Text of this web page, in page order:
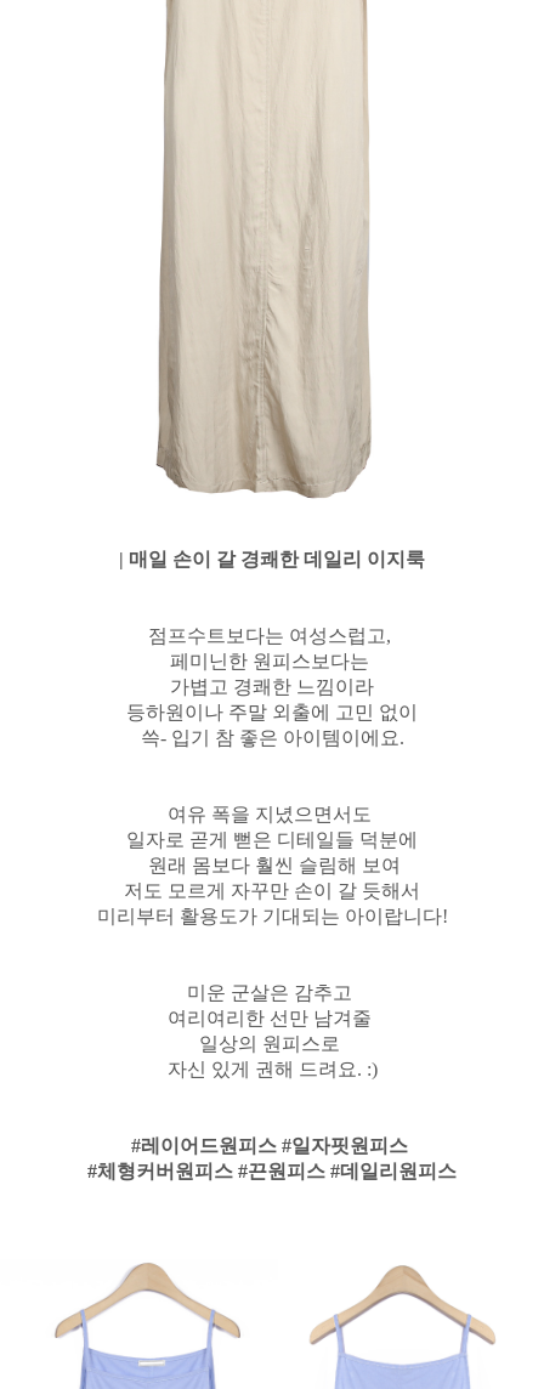
| 매일 손이 갈 경쾌한 데일리 이지룩
점프수트보다는 여성스럽고,
페미닌한 원피스보다는
가볍고 경쾌한 느낌이라
등하원이나 주말 외출에 고민 없이
쓱- 입기 참 좋은 아이템이에요.
여유 폭을 지녔으면서도
일자로 곧게 뻗은 디테일들 덕분에
원래 몸보다 훨씬 슬림해 보여
저도 모르게 자꾸만 손이 갈 듯해서
미리부터 활용도가 기대되는 아이랍니다!
미운 군살은 감추고
여리여리한 선만 남겨줄
일상의 원피스로
자신 있게 권해 드려요. :)
#레이어드원피스 #일자핏원피스
#체형커버원피스 #끈원피스 #데일리원피스